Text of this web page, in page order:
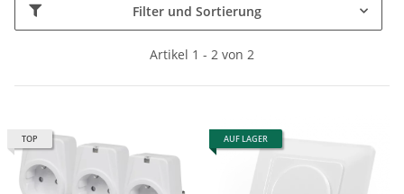
Filter und Sortierung
Artikel 1 - 2 von 2
TOP AUF LAGER